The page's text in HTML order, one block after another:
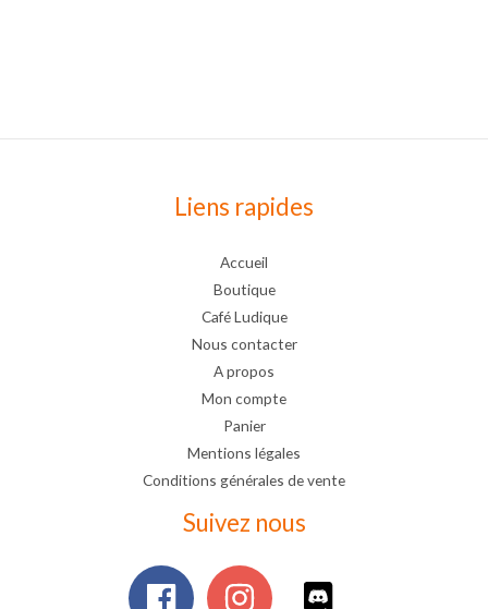
Liens rapides
Accueil
Boutique
Café Ludique
Nous contacter
A propos
Mon compte
Panier
Mentions légales
Conditions générales de vente
Suivez nous